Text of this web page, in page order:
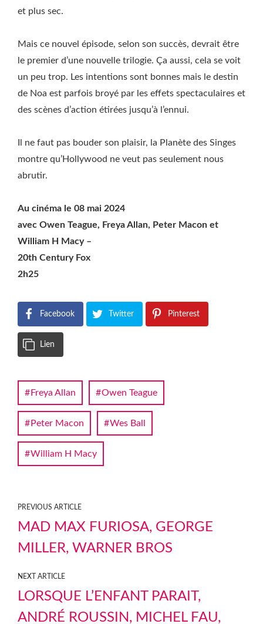
et plus sec.
Mais ce nouvel épisode, selon son succès, devrait être
le premier d’une nouvelle trilogie. Ça aussi, cela se voit
un peu trop. Les intentions sont bonnes mais le destin
de Noa est parfois broyé par les effets spectaculaires et
des scènes d’action étirées jusqu’à l’ennui.
Il ne faut pas bouder son plaisir, la Planète des Singes
montre qu’Hollywood ne veut pas seulement nous
abrutir.
Au cinéma le 08 mai 2024
avec Owen Teague, Freya Allan, Peter Macon et
William H Macy –
20th Century Fox
2h25
Facebook Twitter Pinterest
Lien
Freya Allan Owen Teague
Peter Macon Wes Ball
William H Macy
PREVIOUS ARTICLE
MAD MAX FURIOSA, GEORGE
MILLER, WARNER BROS
NEXT ARTICLE
LORSQUE L’ENFANT PARAIT,
ANDRÉ ROUSSIN, MICHEL FAU,